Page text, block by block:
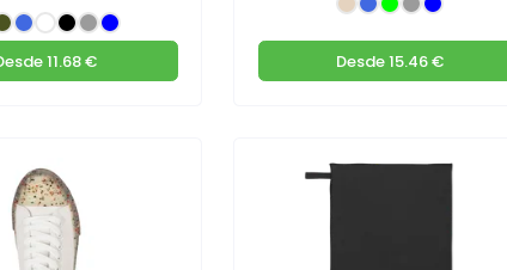
11.68 € Desde15.46 €